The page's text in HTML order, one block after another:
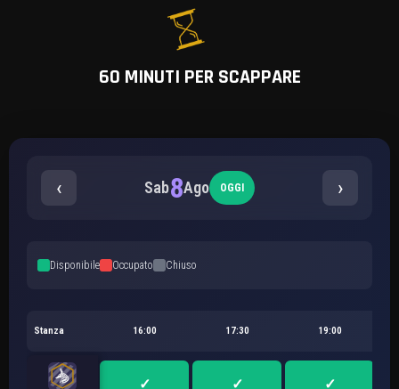
60 MINUTI PER SCAPPARE
‹ Sab8Ago OGGI ›
Disponibile Occupato Chiuso
Stanza 16:00 17:30 19:00